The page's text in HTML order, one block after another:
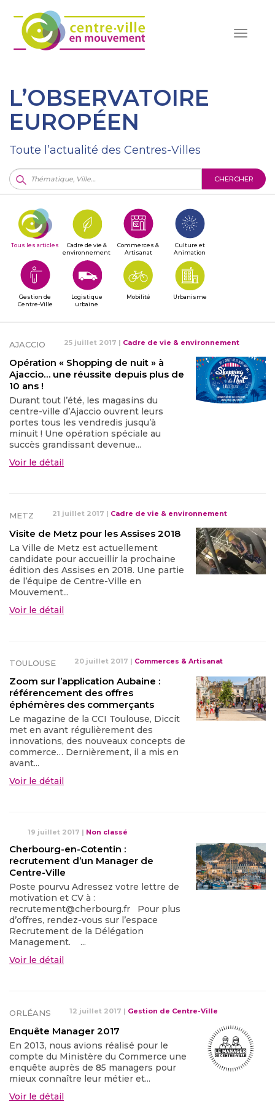
Toggle
L’OBSERVATOIRE
EUROPÉEN
Toute l’actualité des Centres-Villes
CHERCHER
Tous les articles
Cadre de vie &
environnement
Commerces &
Artisanat
Culture et
Animation
Gestion de
Centre-Ville
Logistique
urbaine
Mobilité Urbanisme
AJACCIO 25 juillet 2017 | Cadre de vie & environnement
Opération « Shopping de nuit » à
Ajaccio… une réussite depuis plus de
10 ans !
Durant tout l’été, les magasins du
centre-ville d’Ajaccio ouvrent leurs
portes tous les vendredis jusqu’à
minuit ! Une opération spéciale au
succès grandissant devenue...
Voir le détail
METZ 21 juillet 2017 | Cadre de vie & environnement
Visite de Metz pour les Assises 2018
La Ville de Metz est actuellement
candidate pour accueillir la prochaine
édition des Assises en 2018. Une partie
de l’équipe de Centre-Ville en
Mouvement...
Voir le détail
TOULOUSE 20 juillet 2017 | Commerces & Artisanat
Zoom sur l’application Aubaine :
référencement des offres
éphémères des commerçants
Le magazine de la CCI Toulouse, Diccit
met en avant régulièrement des
innovations, des nouveaux concepts de
commerce… Dernièrement, il a mis en
avant...
Voir le détail
19 juillet 2017 | Non classé
Cherbourg-en-Cotentin :
recrutement d’un Manager de
Centre-Ville
Poste pourvu Adressez votre lettre de
motivation et CV à :
recrutement@cherbourg.fr Pour plus
d’offres, rendez-vous sur l’espace
Recrutement de la Délégation
Management. ...
Voir le détail
ORLÉANS 12 juillet 2017 | Gestion de Centre-Ville
Enquête Manager 2017
En 2013, nous avions réalisé pour le
compte du Ministère du Commerce une
enquête auprès de 85 managers pour
mieux connaître leur métier et...
Voir le détail